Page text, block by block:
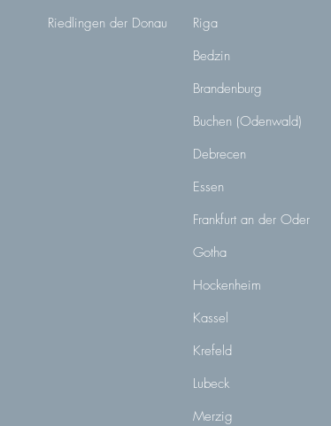
Riedlingen der Donau
Riga
Bedzin
Brandenburg
Buchen (Odenwald)
Debrecen
Essen
Frankfurt an der Oder
Gotha
Hockenheim
Kassel
Krefeld
Lubeck
Merzig